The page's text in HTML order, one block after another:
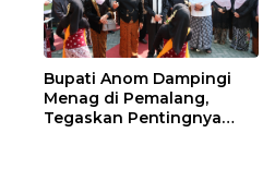
Bupati Anom Dampingi
Menag di Pemalang,
Tegaskan Pentingnya